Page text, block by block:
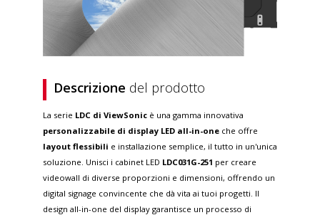
Descrizione del prodotto
La serie LDC di ViewSonic è una gamma innovativa
personalizzabile di display LED all-in-one che offre
layout flessibili e installazione semplice, il tutto in un'unica
soluzione. Unisci i cabinet LED LDC031G-251 per creare
videowall di diverse proporzioni e dimensioni, offrendo un
digital signage convincente che dà vita ai tuoi progetti. Il
design all-in-one del display garantisce un processo di